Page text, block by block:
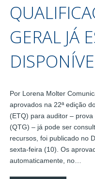
GERAL JÁ
Por Lorena Molter
aprovados na 22ª edição
(ETQ) para auditor –
(QTG) – já pode ser
recursos, foi publicado no
sexta-feira (10). Os
automaticamente, no…